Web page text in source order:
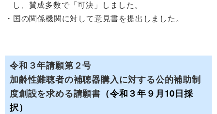
し、賛成多数で「可決」しました。
国の関係機関に対して意見書を提出しました。
令和３年請願第２号
加齢性難聴者の補聴器購入に対する公的補助制
度創設を求める請願書 （令和３年９月10日採
択）